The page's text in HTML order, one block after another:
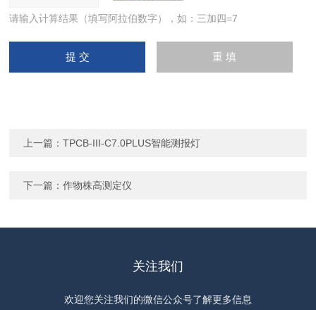
请输入计算结果（填写阿拉伯数字），如：三加四=7
上一篇：TPCB-III-C7.0PLUS智能测报灯
下一篇：作物株高测定仪
关注我们
欢迎您关注我们的微信公众号了解更多信息